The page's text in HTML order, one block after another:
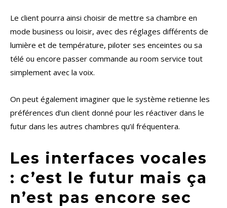
Le client pourra ainsi choisir de mettre sa chambre en
mode business ou loisir, avec des réglages différents de
lumière et de température, piloter ses enceintes ou sa
télé ou encore passer commande au room service tout
simplement avec la voix.
On peut également imaginer que le système retienne les
préférences d’un client donné pour les réactiver dans le
futur dans les autres chambres qu’il fréquentera.
Les interfaces vocales
: c’est le futur mais ça
n’est pas encore sec